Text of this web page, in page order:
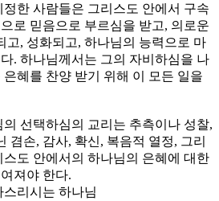
한 사람들은 그리스도 안에서 구속
로 믿음으로 부르심을 받고, 의로운
고, 성화되고, 하나님의 능력으로 마
. 하나님께서는 그의 자비하심을 나
혜를 찬양 받기 위해 이 모든 일을
선택하심의 교리는 추측이나 성찰,
겸손, 감사, 확신, 복음적 열정, 그리
도 안에서의 하나님의 은혜에 대한
져야 한다.
리시는 하나님